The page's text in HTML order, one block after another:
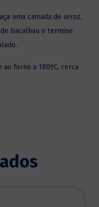
uma camada de arroz,
bacalhau e termine
forno a 180ºC, cerca